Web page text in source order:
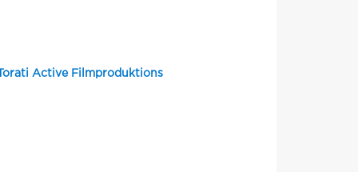
Torati Active Filmproduktions